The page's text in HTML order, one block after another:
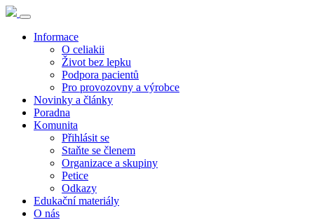
Informace
O celiakii
Život bez lepku
Podpora pacientů
Pro provozovny a výrobce
Novinky a články
Poradna
Komunita
Přihlásit se
Staňte se členem
Organizace a skupiny
Petice
Odkazy
Edukační materiály
O nás